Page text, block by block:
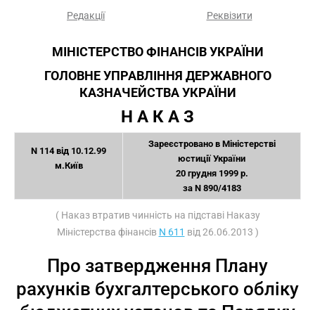
Редакції Реквізити
МІНІСТЕРСТВО ФІНАНСІВ УКРАЇНИ
ГОЛОВНЕ УПРАВЛІННЯ ДЕРЖАВНОГО
КАЗНАЧЕЙСТВА УКРАЇНИ
Н А К А З
N 114 від 10.12.99
м.Київ
Зареєстровано в Міністерстві
юстиції України
20 грудня 1999 р.
за N 890/4183
( Наказ втратив чинність на підставі Наказу
Міністерства фінансів N 611 від 26.06.2013 )
Про затвердження Плану
рахунків бухгалтерського обліку